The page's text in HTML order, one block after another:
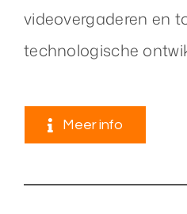
videovergaderen en
technologische
Meer info